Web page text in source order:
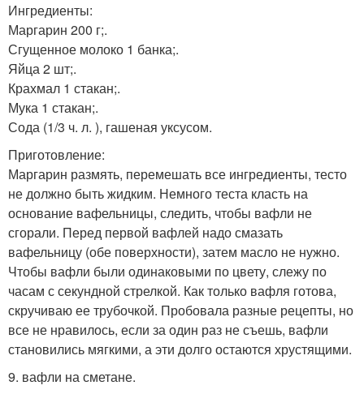
Ингредиенты:
Маргарин 200 г;.
Сгущенное молоко 1 банка;.
Яйца 2 шт;.
Крахмал 1 стакан;.
Мука 1 стакан;.
Сода (1/3 ч. л. ), гашеная уксусом.
Приготовление:
Маргарин размять, перемешать все ингредиенты, тесто
не должно быть жидким. Немного теста класть на
основание вафельницы, следить, чтобы вафли не
сгорали. Перед первой вафлей надо смазать
вафельницу (обе поверхности), затем масло не нужно.
Чтобы вафли были одинаковыми по цвету, слежу по
часам с секундной стрелкой. Как только вафля готова,
скручиваю ее трубочкой. Пробовала разные рецепты, но
все не нравилось, если за один раз не съешь, вафли
становились мягкими, а эти долго остаются хрустящими.
9. вафли на сметане.